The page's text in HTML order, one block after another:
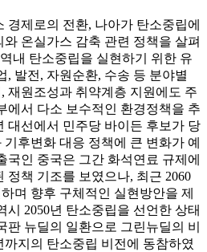
제로의 전환, 나아가 탄소중립에
온실가스 감축 관련 정책을 살펴
내 탄소중립을 실현하기 위한 유
, 발전, 자원순환, 수송 등 분야별
재원조성과 취약계층 지원에도 주
에서 다소 보수적인 환경정책을 추
대선에서 민주당 바이든 후보가 당
후변화 대응 정책에 큰 변화가 예
국인 중국은 그간 화석연료 규제에
정책 기조를 보였으나, 최근 2060
며 향후 구체적인 실현방안을 제
시 2050년 탄소중립을 선언한 상태
판 뉴딜의 일환으로 그린뉴딜의 비
까지의 탄소중립 비전에 동참하였